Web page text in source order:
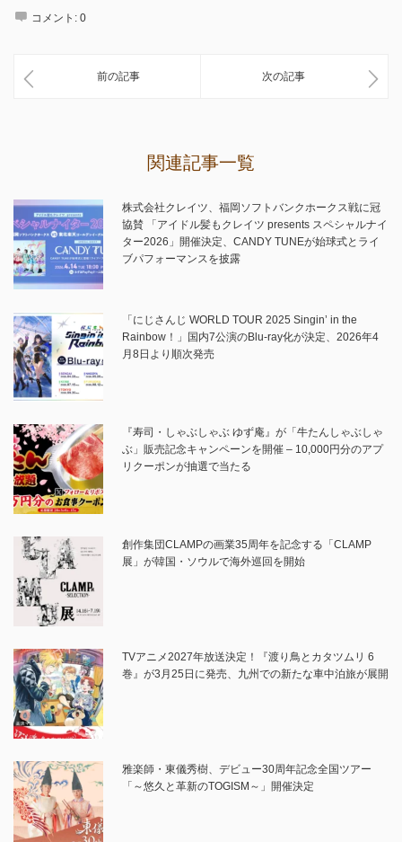
コメント: 0
前の記事 次の記事
関連記事一覧
株式会社クレイツ、福岡ソフトバンクホークス戦に冠
協賛 「アイドル髪もクレイツ presents スペシャルナイ
ター2026」開催決定、CANDY TUNEが始球式とライ
ブパフォーマンスを披露
「にじさんじ WORLD TOUR 2025 Singin’ in the
Rainbow！」国内7公演のBlu-ray化が決定、2026年4
月8日より順次発売
『寿司・しゃぶしゃぶ ゆず庵』が「牛たんしゃぶしゃ
ぶ」販売記念キャンペーンを開催 – 10,000円分のアプ
リクーポンが抽選で当たる
創作集団CLAMPの画業35周年を記念する「CLAMP
展」が韓国・ソウルで海外巡回を開始
TVアニメ2027年放送決定！『渡り鳥とカタツムリ 6
巻』が3月25日に発売、九州での新たな車中泊旅が展開
雅楽師・東儀秀樹、デビュー30周年記念全国ツアー
「～悠久と革新のTOGISM～」開催決定